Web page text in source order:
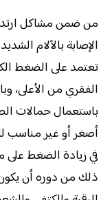
من ضمن مشاكل
الإصابة بالآلام
تعتمد على الضغط
الفقري من الأعلى،
باستعمال حمالات
أصغر أو غير مناسب
في زيادة الضغط على
ذلك من دوره أن